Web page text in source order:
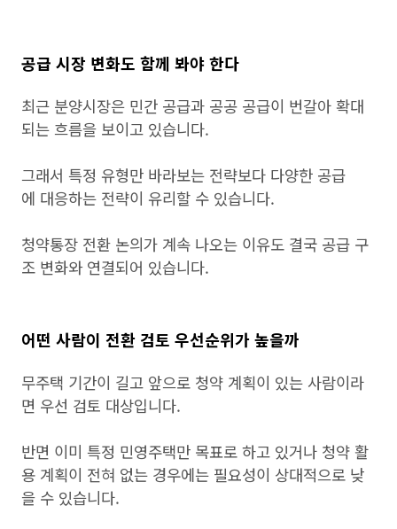
공급 시장 변화도 함께 봐야 한다
최근 분양시장은 민간 공급과 공공 공급이 번갈아 확대
되는 흐름을 보이고 있습니다.
그래서 특정 유형만 바라보는 전략보다 다양한 공급
에 대응하는 전략이 유리할 수 있습니다.
청약통장 전환 논의가 계속 나오는 이유도 결국 공급 구
조 변화와 연결되어 있습니다.
어떤 사람이 전환 검토 우선순위가 높을까
무주택 기간이 길고 앞으로 청약 계획이 있는 사람이라
면 우선 검토 대상입니다.
반면 이미 특정 민영주택만 목표로 하고 있거나 청약 활
용 계획이 전혀 없는 경우에는 필요성이 상대적으로 낮
을 수 있습니다.